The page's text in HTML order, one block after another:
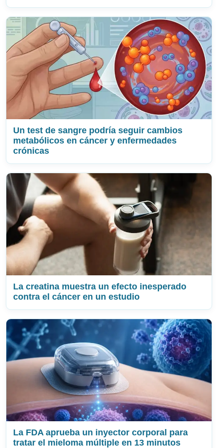
Un test de sangre podría seguir cambios
metabólicos en cáncer y enfermedades
crónicas
La creatina muestra un efecto inesperado
contra el cáncer en un estudio
La FDA aprueba un inyector corporal para
tratar el mieloma múltiple en 13 minutos